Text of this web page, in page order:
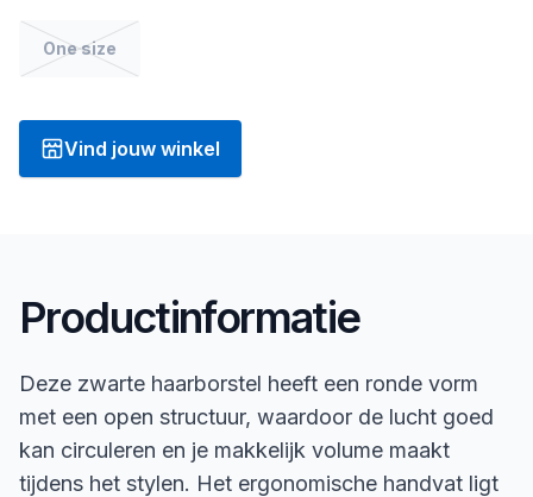
One size
Vind jouw winkel
Productinformatie
Deze zwarte haarborstel heeft een ronde vorm
met een open structuur, waardoor de lucht goed
kan circuleren en je makkelijk volume maakt
tijdens het stylen. Het ergonomische handvat ligt